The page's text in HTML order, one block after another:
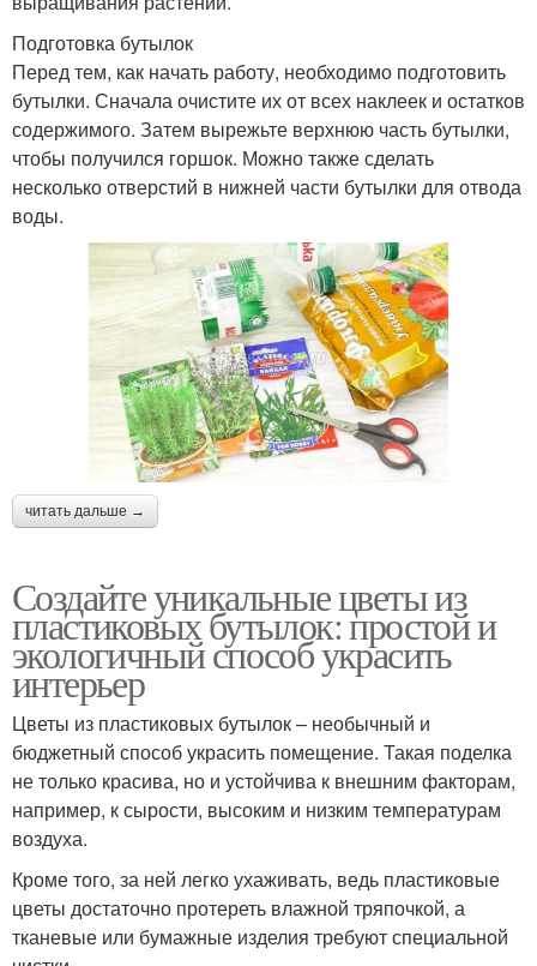
Подготовка бутылок
Перед тем, как начать работу, необходимо подготовить
бутылки. Сначала очистите их от всех наклеек и остатков
содержимого. Затем вырежьте верхнюю часть бутылки,
чтобы получился горшок. Можно также сделать
несколько отверстий в нижней части бутылки для отвода
воды.
читать дальше →
Создайте уникальные цветы из
пластиковых бутылок: простой и
экологичный способ украсить
интерьер
Цветы из пластиковых бутылок – необычный и
бюджетный способ украсить помещение. Такая поделка
не только красива, но и устойчива к внешним факторам,
например, к сырости, высоким и низким температурам
воздуха.
Кроме того, за ней легко ухаживать, ведь пластиковые
цветы достаточно протереть влажной тряпочкой, а
тканевые или бумажные изделия требуют специальной